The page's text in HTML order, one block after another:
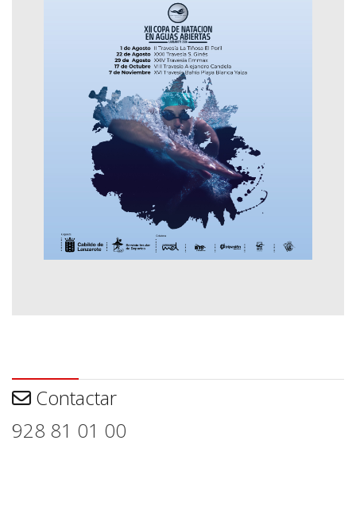
Contactar
928 81 01 00